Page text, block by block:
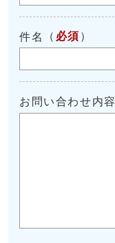
件名 （ 必須 ）
お問い合わせ内容